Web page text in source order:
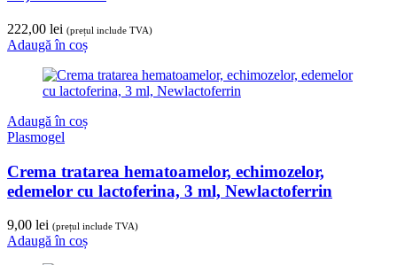
222,00 lei (prețul include TVA)
Adaugă în coș
Adaugă în coș
Plasmogel
Crema tratarea hematoamelor, echimozelor,
edemelor cu lactoferina, 3 ml, Newlactoferrin
9,00 lei (prețul include TVA)
Adaugă în coș